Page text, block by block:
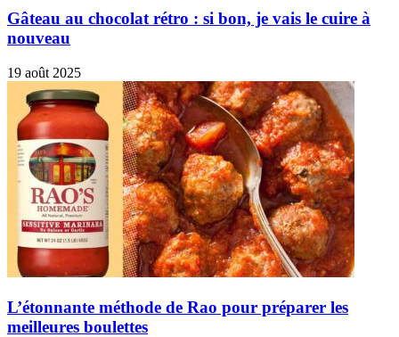
Gâteau au chocolat rétro : si bon, je vais le cuire à
nouveau
19 août 2025
L’étonnante méthode de Rao pour préparer les
meilleures boulettes